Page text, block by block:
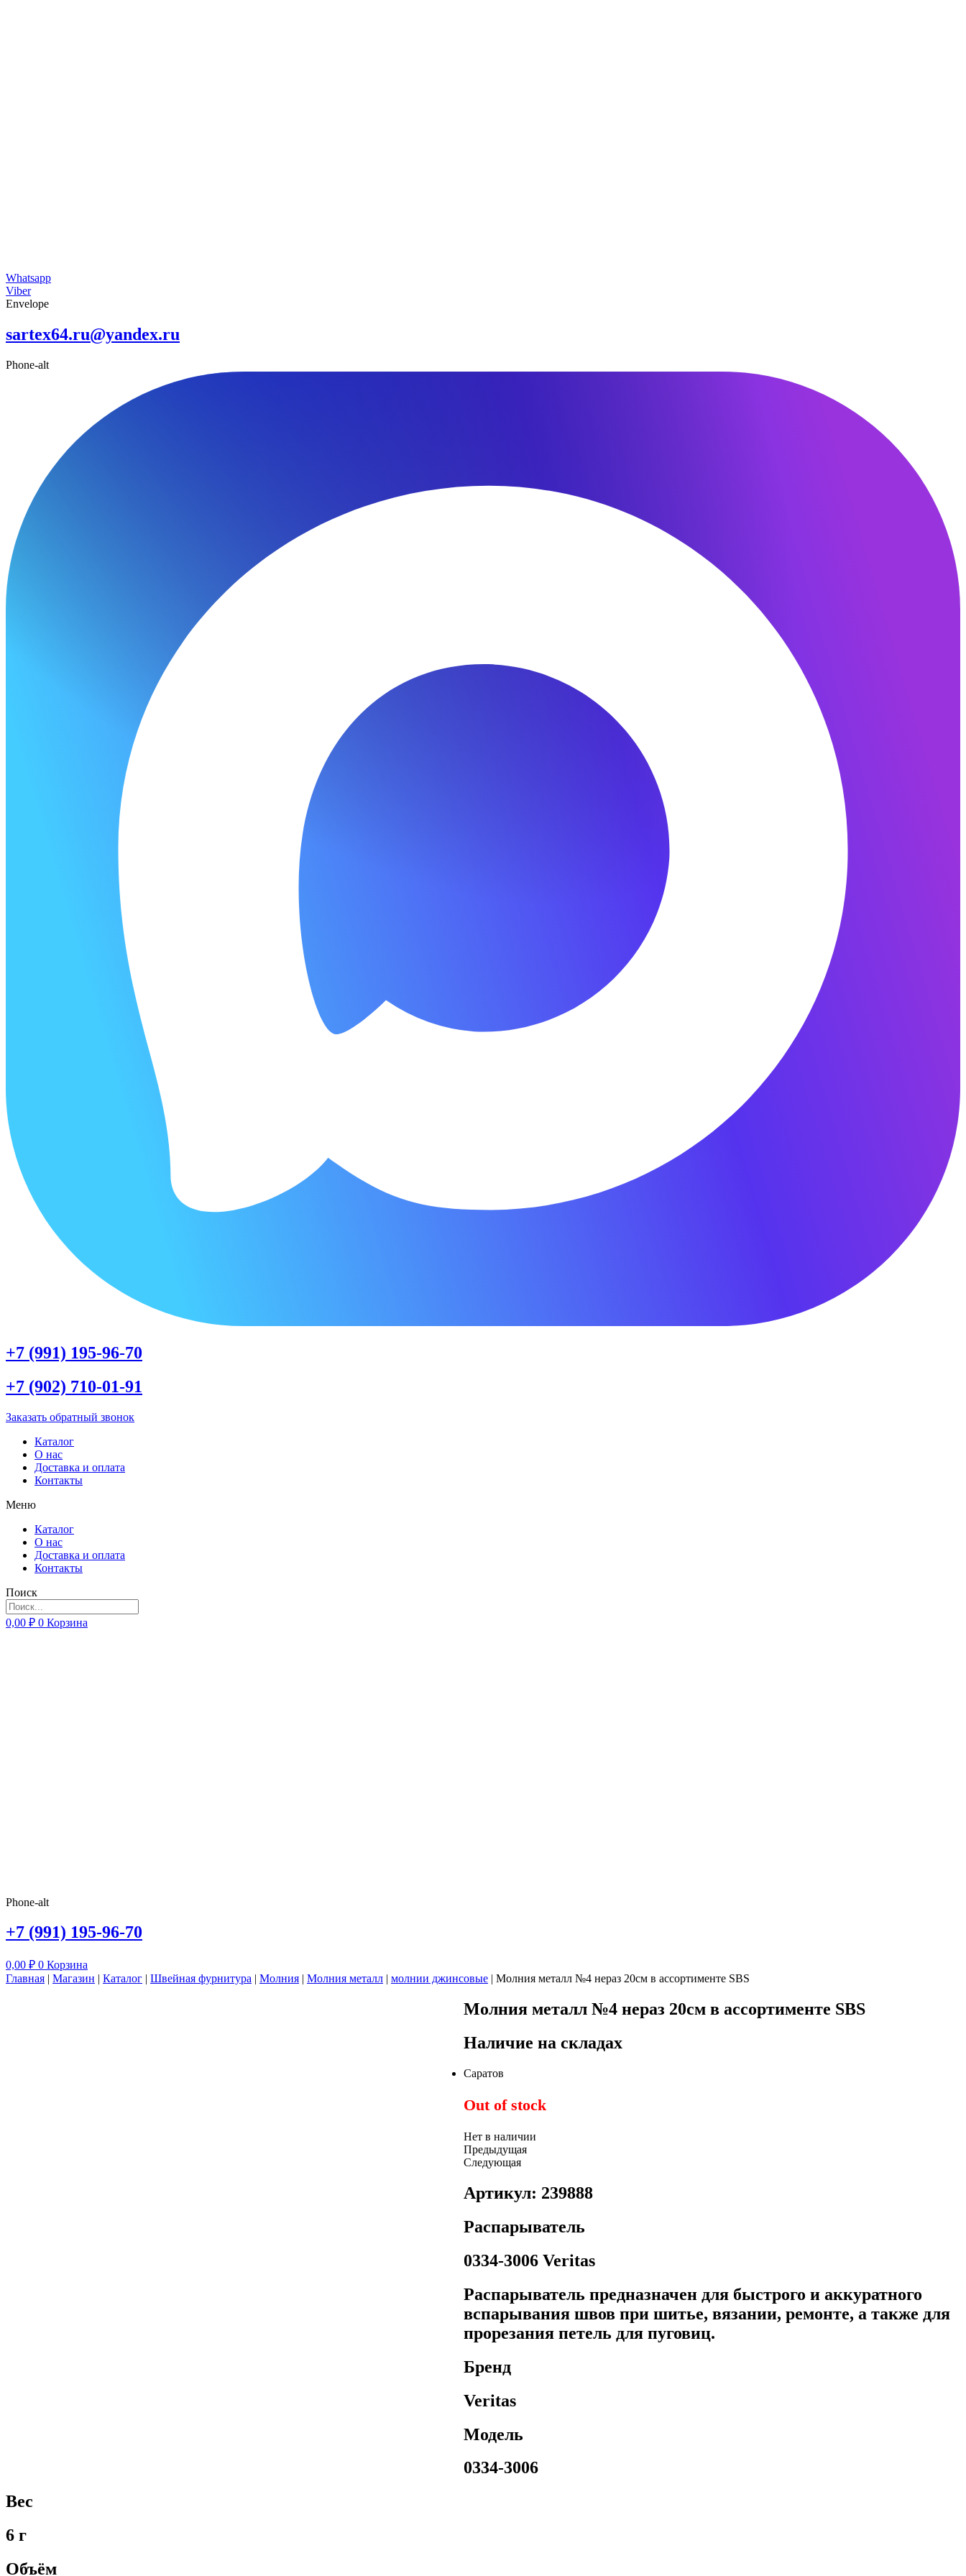
Whatsapp
Viber
Envelope
sartex64.ru@yandex.ru
Phone-alt
+7 (991) 195-96-70
+7 (902) 710-01-91
Заказать обратный звонок
Каталог
О нас
Доставка и оплата
Контакты
Меню
Каталог
О нас
Доставка и оплата
Контакты
Поиск
0,00 ₽ 0 Корзина
Phone-alt
+7 (991) 195-96-70
0,00 ₽ 0 Корзина
Главная | Магазин | Каталог | Швейная фурнитура | Молния | Молния металл | молнии джинсовые | Молния металл №4 нераз 20см в ассортименте SBS
Молния металл №4 нераз 20см в ассортименте SBS
Наличие на складах
Саратов
Out of stock
Нет в наличии
Предыдущая
Следующая
Артикул: 239888
Распарыватель
0334-3006 Veritas
Распарыватель предназначен для быстрого и аккуратного
вспарывания швов при шитье, вязании, ремонте, а также для
прорезания петель для пуговиц.
Бренд
Veritas
Модель
0334-3006
Вес
6 г
Объём